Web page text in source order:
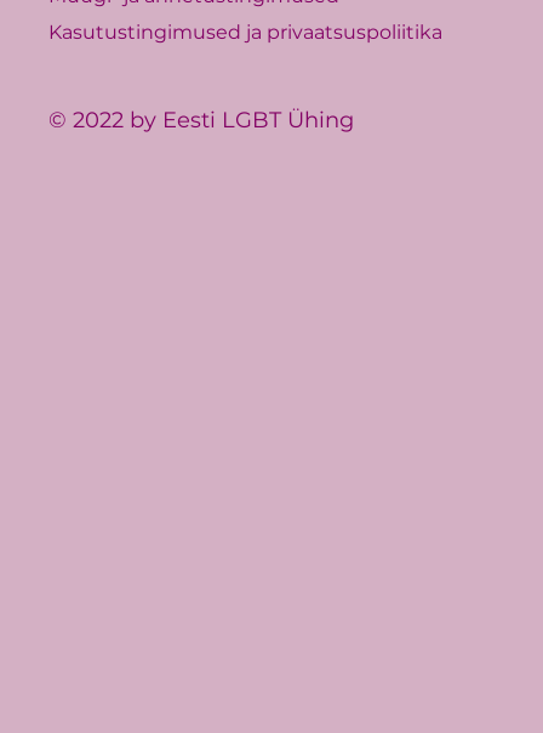
Kasutustingimused ja privaatsuspoliitika
© 2022 by Eesti LGBT Ühing